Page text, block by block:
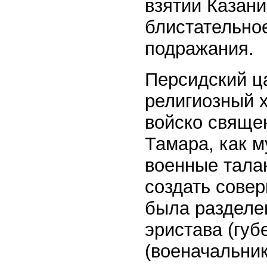
взятии
подражания.
Персидский
религиозный
войско
Тамара, как
военные
создать
была
эристава